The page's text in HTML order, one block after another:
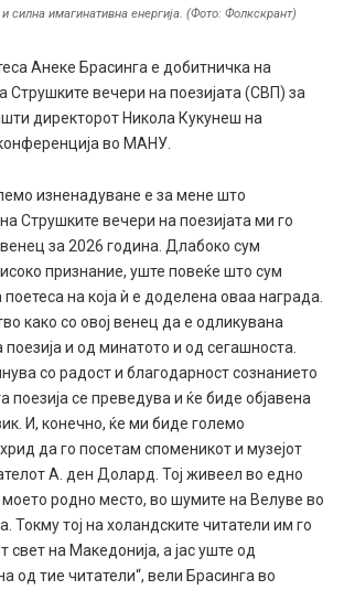
силна имагинативна енергија. (Фото: Фолкскрант)
Анеке Брасинга е добитничка на
Струшките вечери на поезијата (СВП) за
директорот Никола Кукунеш на
во МАНУ.
изненадуване е за мене што
Струшките вечери на поезијата ми го
за 2026 година. Длабоко сум
признание, уште повеќе што сум
на која ѝ е доделена оваа награда.
како со овој венец да е одликувана
и од минатото и од сегашноста.
со радост и благодарност сознанието
поезија се преведува и ќе биде објавена
И, конечно, ќе ми биде големо
да го посетам споменикот и музејот
А. ден Долард. Тој живеел во едно
родно место, во шумите на Велуве во
Токму тој на холандските читатели им го
свет на Македонија, а јас уште од
од тие читатели“, вели Брасинга во